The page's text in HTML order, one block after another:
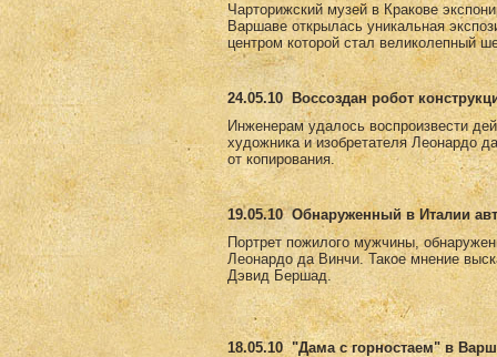
Чарторижский музей в Кракове
Варшаве открылась уникальная
центром которой стал великолепный
24.05.10
Воссоздан робот
Инженерам удалось воспроизвести
художника и изобретателя Леонардо
от копирования.
19.05.10 Обнаруженный в Италии
Портрет пожилого мужчины,
Леонардо да Винчи. Такое мнение
Дэвид Бершад.
18.05.10 "Дама с горностаем" в